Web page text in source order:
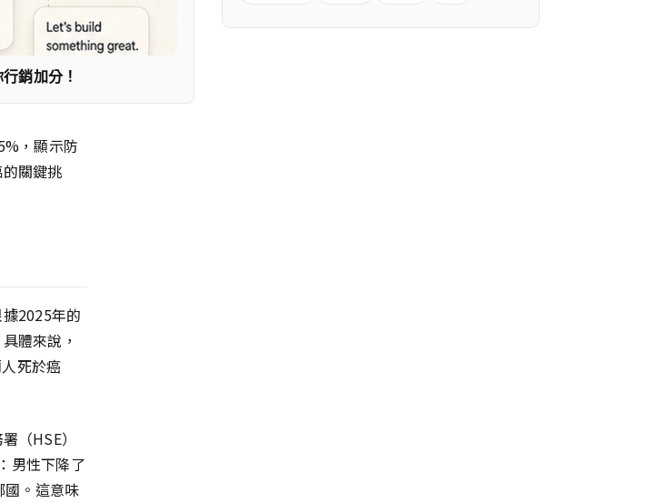
銷加分！
，顯示防
關鍵挑
2025年的
體來說，
死於癌
（HSE）
男性下降了
。這意味